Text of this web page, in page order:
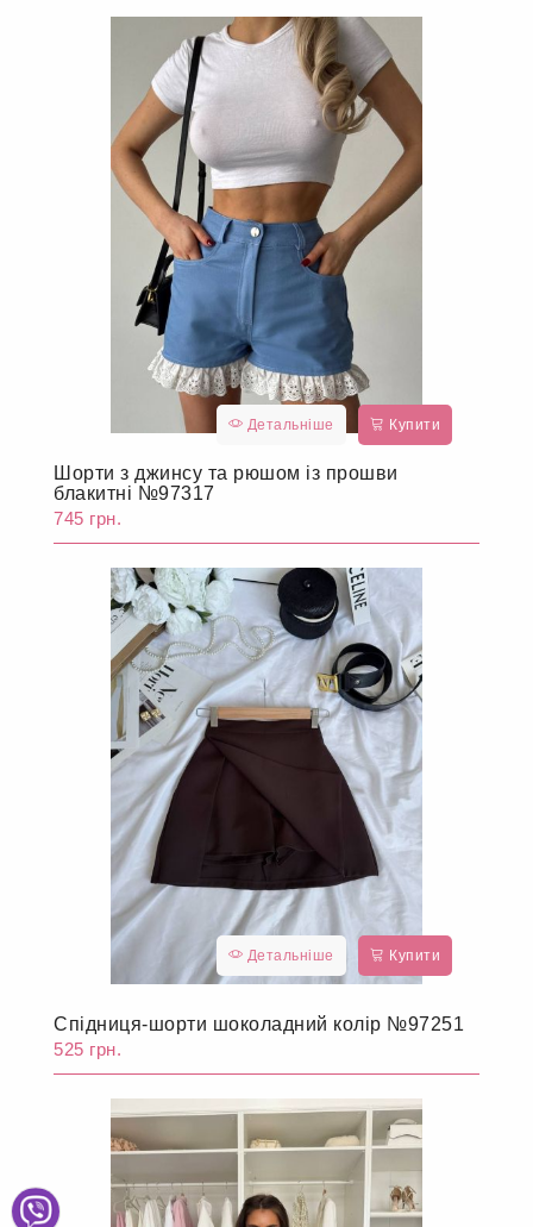
Детальніше Купити
Шорти з джинсу та рюшом із прошви
блакитні №97317
745 грн.
Детальніше Купити
Спідниця-шорти шоколадний колір №97251
525 грн.